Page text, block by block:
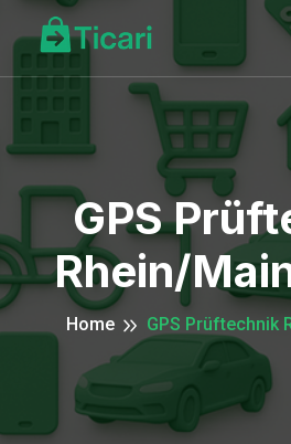
GPS
Rhein/
Home GPS Prüftechnik